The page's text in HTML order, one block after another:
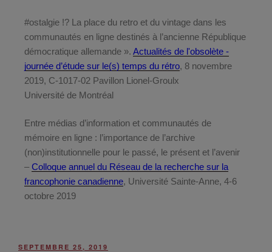
#ostalgie !? La place du retro et du vintage dans les
communautés en ligne destinés à l’ancienne République
démocratique allemande ». Actualités de l'obsolète -
journée d’étude sur le(s) temps du rétro, 8 novembre
2019, C-1017-02 Pavillon Lionel-Groulx
Université de Montréal
Entre médias d’information et communautés de
mémoire en ligne : l’importance de l’archive
(non)institutionnelle pour le passé, le présent et l’avenir
– Colloque annuel du Réseau de la recherche sur la
francophonie canadienne, Université Sainte-Anne, 4-6
octobre 2019
SEPTEMBRE 25, 2019